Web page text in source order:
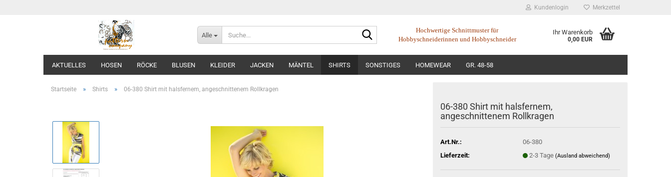
Kundenlogin Merkzettel
Alle
Hochwertige Schnittmuster für
Hobbyschneiderinnen und Hobbyschneider
Ihr Warenkorb
0,00 EUR
AKTUELLES HOSEN RÖCKE BLUSEN KLEIDER JACKEN MÄNTEL SHIRTS SONSTIGES HOMEWEAR GR. 48-58
Startseite » Shirts » 06-380 Shirt mit halsfernem, angeschnittenem Rollkragen
06-380 Shirt mit halsfernem,
angeschnittenem Rollkragen
Art.Nr.:
06-380
Lieferzeit:
2-3 Tage (Ausland abweichend)